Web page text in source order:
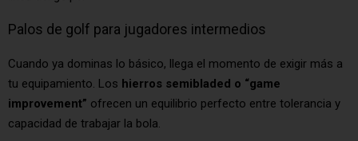
Palos de golf para jugadores intermedios
Cuando ya dominas lo básico, llega el momento de exigir más a
tu equipamiento. Los hierros semibladed o “game
improvement” ofrecen un equilibrio perfecto entre tolerancia y
capacidad de trabajar la bola.